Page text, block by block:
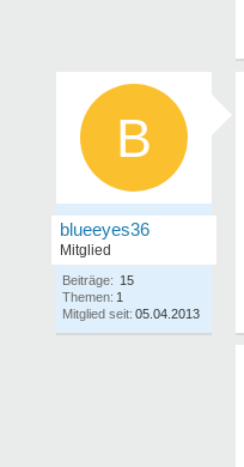
B
blueeyes36
Mitglied
Beiträge: 15
Themen: 1
Mitglied seit: 05.04.2013